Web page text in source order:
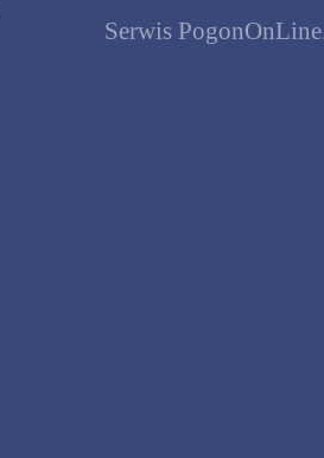
Serwis